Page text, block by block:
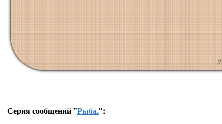
Серия сообщений "Рыба.":